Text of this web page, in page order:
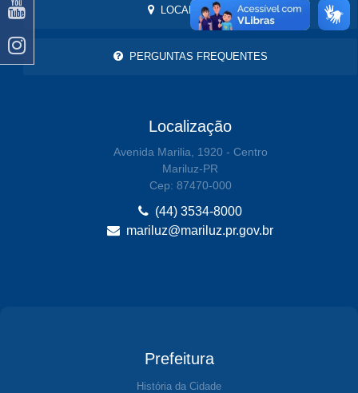
LOCALIZAÇÃO
PERGUNTAS FREQUENTES
Localização
Avenida Marilia, 1920 - Centro
Mariluz-PR
Cep: 87470-000
(44) 3534-8000
mariluz@mariluz.pr.gov.br
Prefeitura
História da Cidade